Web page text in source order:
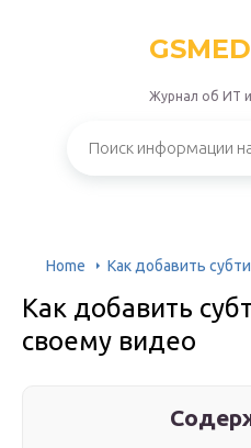
Журнал об ИТ
Home Как добавить
Как добавить
своему видео